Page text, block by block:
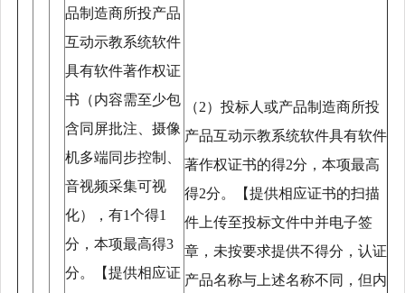
品制造商所投产品
互动示教系统软件
具有软件著作权证
书（内容需至少包
含同屏批注、摄像
机多端同步控制、
音视频采集可视
化），有1个得1
分，本项最高得3
分。【提供相应证
（2）投标人或产品制造商所投
产品互动示教系统软件具有软件
著作权证书的得2分，本项最高
得2分。【提供相应证书的扫描
件上传至投标文件中并电子签
章，未按要求提供不得分，认证
产品名称与上述名称不同，但内